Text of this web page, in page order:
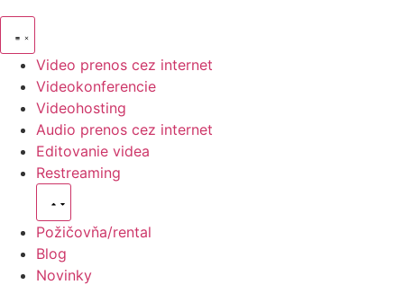
Video prenos cez internet
Videokonferencie
Videohosting
Audio prenos cez internet
Editovanie videa
Restreaming
Požičovňa/rental
Blog
Novinky